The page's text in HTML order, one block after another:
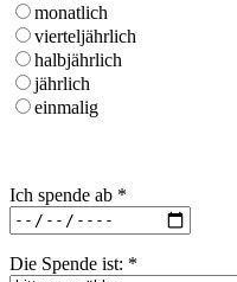
monatlich
vierteljährlich
halbjährlich
jährlich
einmalig
Ich spende ab *
Die Spende ist: *